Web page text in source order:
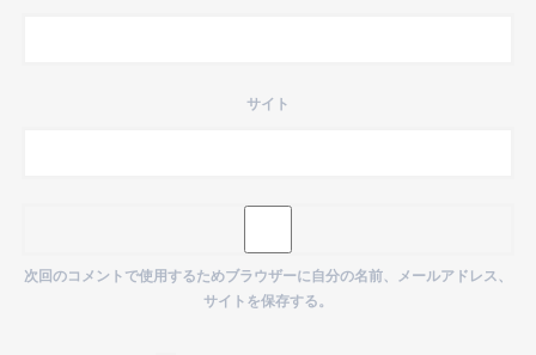
サイト
次回のコメントで使用するためブラウザーに自分の名前、メールアドレス、
サイトを保存する。